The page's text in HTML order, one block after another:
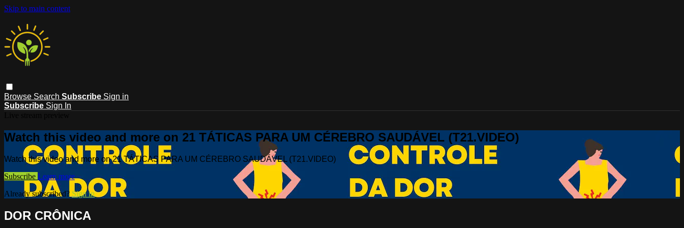
Skip to main content
Browse Search Subscribe Sign in
Subscribe Sign In
Watch this video and more on 21 TÁTICAS PARA UM CÉREBRO SAUDÁVEL (T21.VIDEO)
Watch this video and more on 21 TÁTICAS PARA UM CÉREBRO SAUDÁVEL (T21.VIDEO)
Subscribe Learn more
Already subscribed? Sign in
DOR CRÔNICA